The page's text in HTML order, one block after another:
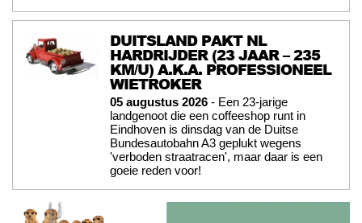
DUITSLAND PAKT NL
HARDRIJDER (23 JAAR – 235
KM/U) A.K.A. PROFESSIONEEL
WIETROKER
05 augustus 2026 - Een 23-jarige
landgenoot die een coffeeshop runt in
Eindhoven is dinsdag van de Duitse
Bundesautobahn A3 geplukt wegens
'verboden straatracen', maar daar is een
goeie reden voor!